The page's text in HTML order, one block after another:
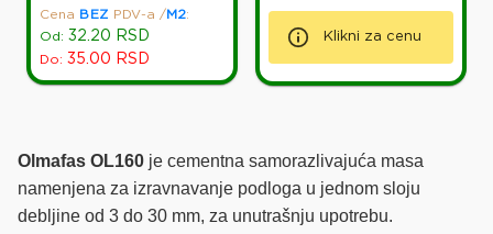
Cena
BEZ PDV-a / M2:
Od: 32.20 RSD
Do: 35.00 RSD
Klikni za cenu
Olmafas OL160 je cementna samorazlivajuća masa
namenjena za izravnavanje podloga u jednom sloju
debljine od 3 do 30 mm, za unutrašnju upotrebu.